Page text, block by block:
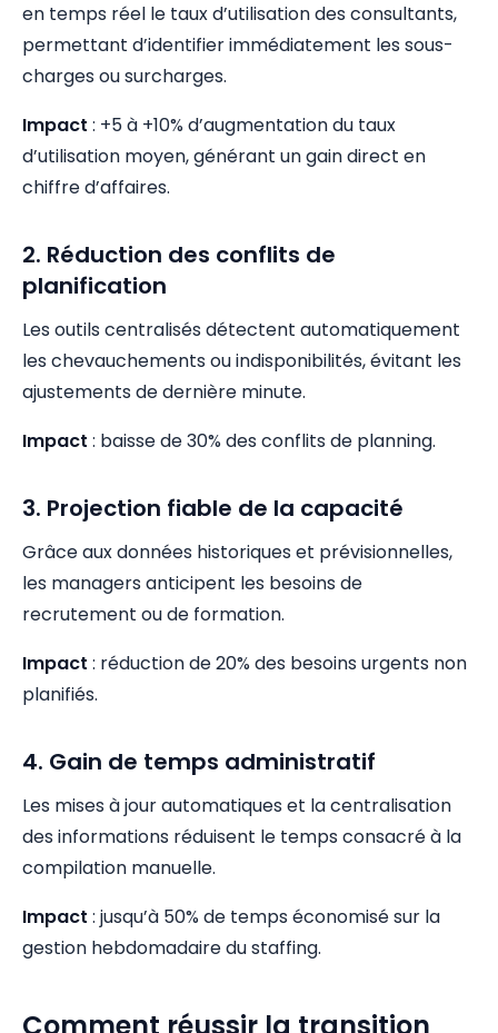
en temps réel le taux d’utilisation des consultants,
permettant d’identifier immédiatement les sous-
charges ou surcharges.
Impact : +5 à +10% d’augmentation du taux
d’utilisation moyen, générant un gain direct en
chiffre d’affaires.
2. Réduction des conflits de
planification
Les outils centralisés détectent automatiquement
les chevauchements ou indisponibilités, évitant les
ajustements de dernière minute.
Impact : baisse de 30% des conflits de planning.
3. Projection fiable de la capacité
Grâce aux données historiques et prévisionnelles,
les managers anticipent les besoins de
recrutement ou de formation.
Impact : réduction de 20% des besoins urgents non
planifiés.
4. Gain de temps administratif
Les mises à jour automatiques et la centralisation
des informations réduisent le temps consacré à la
compilation manuelle.
Impact : jusqu’à 50% de temps économisé sur la
gestion hebdomadaire du staffing.